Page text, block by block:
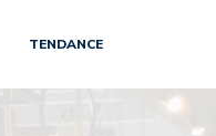
TENDANCE